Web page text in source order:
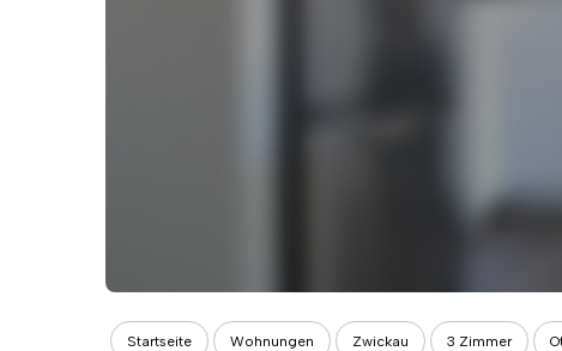
Startseite Wohnungen Zwickau 3 Zimmer